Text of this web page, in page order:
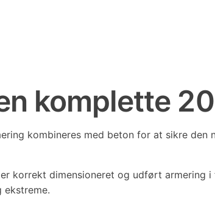
komplette
kombineres med beton for at sikre
korrekt dimensioneret og udført armering
ekstreme.